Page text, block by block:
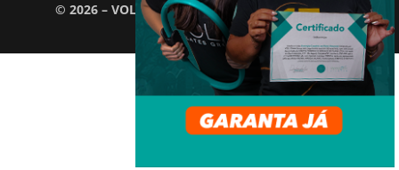
© 2026 – VOLL Pilates Group. Todos os direitos
reservados.